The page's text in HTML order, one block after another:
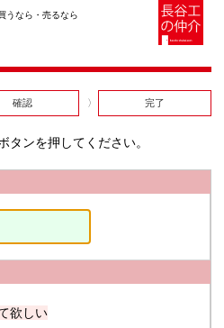
うなら・売るなら
確認 完了
タンを押してください。
欲しい